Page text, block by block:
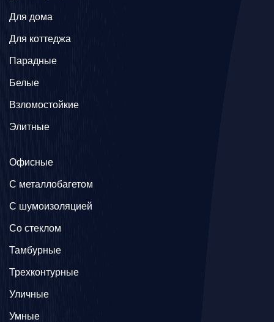
Для дома
Для коттеджа
Парадные
Белые
Взломостойкие
Элитные
Офисные
C металлобагетом
С шумоизоляцией
Со стеклом
Тамбурные
Трехконтурные
Уличные
Умные